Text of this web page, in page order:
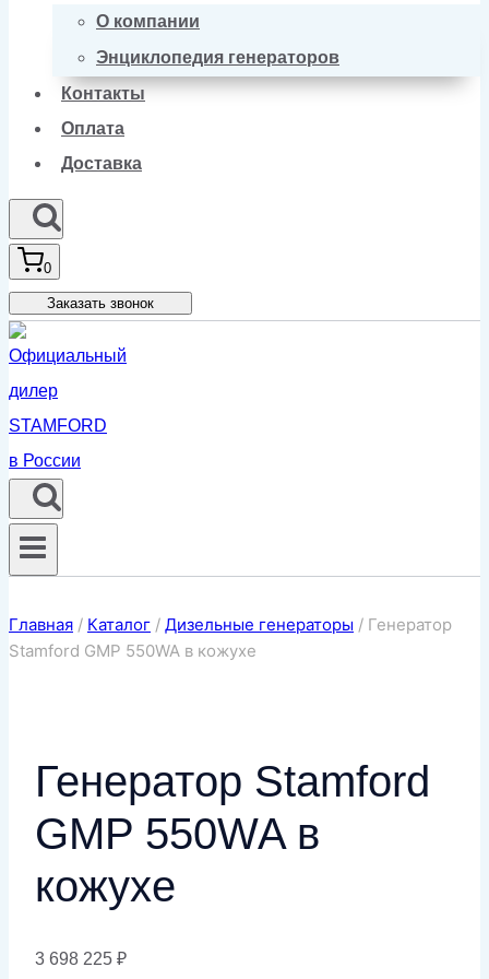
О компании
Энциклопедия генераторов
Контакты
Оплата
Доставка
0
Заказать звонок
Главная / Каталог / Дизельные генераторы / Генератор
Stamford GMP 550WA в кожухе
Генератор Stamford
GMP 550WA в
кожухе
3 698 225 ₽